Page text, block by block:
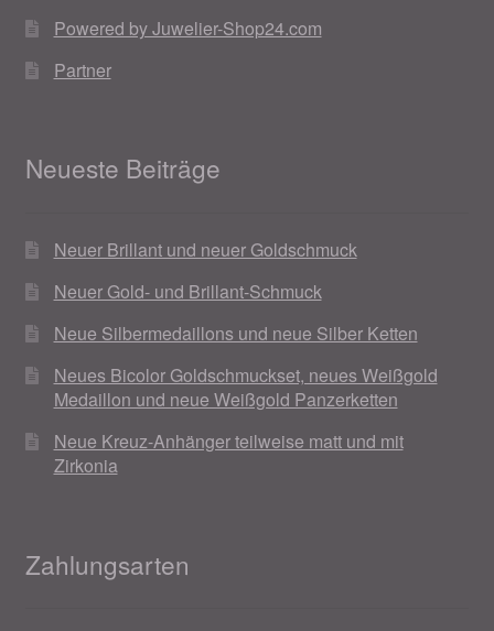
Liefer- und Versandkosten
Magisches und Festliches zu Halloween
Magisches und Festliches zu Halloween 2021
Magisches und Festliches zu Halloween 2022
Mein Konto
Logout
Powered by Juwelier-Shop24.com
Partner
Neueste Beiträge
Neuer Brillant und neuer Goldschmuck
Neuer Gold- und Brillant-Schmuck
Neue Silbermedaillons und neue Silber Ketten
Neues Bicolor Goldschmuckset, neues Weißgold
Medaillon und neue Weißgold Panzerketten
Neue Kreuz-Anhänger teilweise matt und mit
Zirkonia
Zahlungsarten